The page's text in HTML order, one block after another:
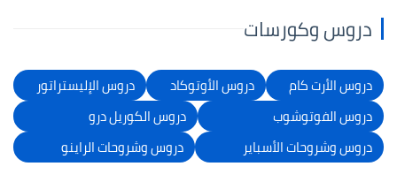
دروس وكورسات
دروس الأرت كام دروس الأوتوكاد
دروس الإليستراتور
دروس الفوتوشوب
دروس الكوريل درو
دروس وشروحات الأسباير
دروس وشروحات الراينو